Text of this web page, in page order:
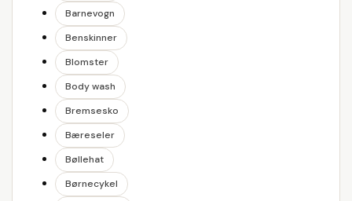
Barnevogn
Benskinner
Blomster
Body wash
Bremsesko
Bæreseler
Bøllehat
Børnecykel